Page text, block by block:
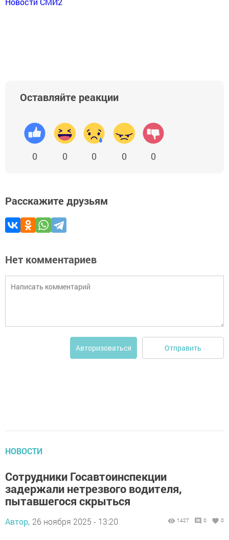
Оставляйте реакции
0 0 0 0 0
Расскажите друзьям
Нет комментариев
Авторизоваться Отправить
НОВОСТИ
Сотрудники Госавтоинспекции
задержали нетрезвого водителя,
пытавшегося скрыться
Автор, 26 ноября 2025 - 13:20 1427 0 0